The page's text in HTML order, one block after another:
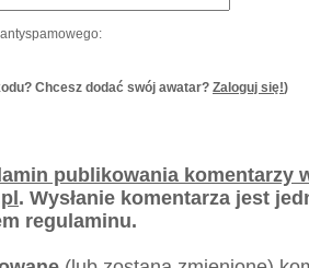
Chcesz dodać swój awatar? Zaloguj się!)
publikowania komentarzy
. Wysłanie komentarza jest
regulaminu.